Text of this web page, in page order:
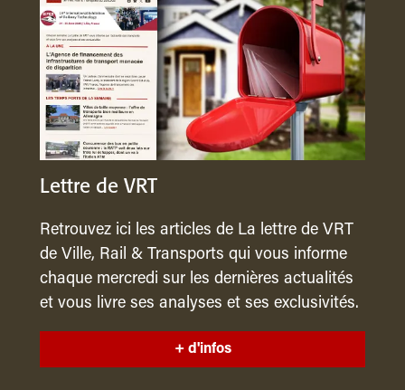
Lettre de VRT
Retrouvez ici les articles de La lettre de VRT
de Ville, Rail & Transports qui vous informe
chaque mercredi sur les dernières actualités
et vous livre ses analyses et ses exclusivités.
+ d'infos